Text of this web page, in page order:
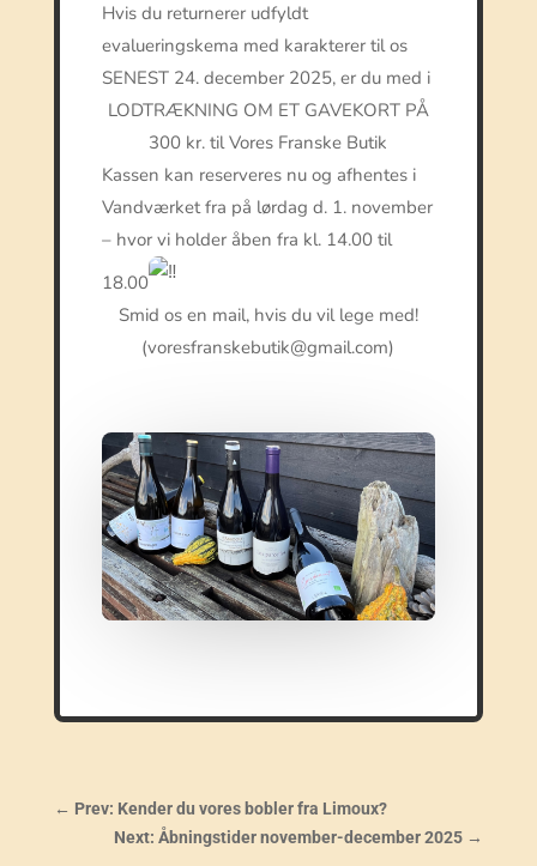
Hvis du returnerer udfyldt
evalueringskema med karakterer til os
SENEST 24. december 2025, er du med i
LODTRÆKNING OM ET GAVEKORT PÅ
300 kr. til Vores Franske Butik
Kassen kan reserveres nu og afhentes i
Vandværket fra på lørdag d. 1. november
– hvor vi holder åben fra kl. 14.00 til
18.00
Smid os en mail, hvis du vil lege med!
(voresfranskebutik@gmail.com)
← Prev: Kender du vores bobler fra Limoux?
Next: Åbningstider november-december 2025 →